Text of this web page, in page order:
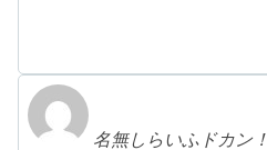
名無しらいふドカン！